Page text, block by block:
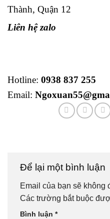
Thành, Quận 12
Liên hệ zalo
Hotline: 0938 837 255
Email:
Để lại một bình luận
Email của bạn sẽ không
Các trường bắt buộc
Bình luận *